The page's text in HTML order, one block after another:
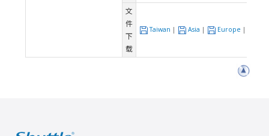
文
件
下
载
Taiwan | Asia | Europe |